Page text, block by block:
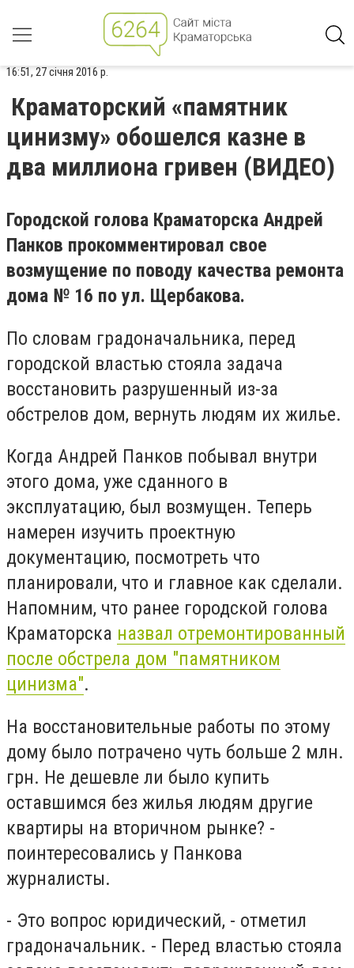
16:51, 27 січня 2016 р.
Краматорский «памятник
цинизму» обошелся казне в
два миллиона гривен (ВИДЕО)
Городской голова Краматорска Андрей
Панков прокомментировал свое
возмущение по поводу качества ремонта
дома № 16 по ул. Щербакова.
По словам градоначальника, перед
городской властью стояла задача
восстановить разрушенный из-за
обстрелов дом, вернуть людям их жилье.
Когда Андрей Панков побывал внутри
этого дома, уже сданного в
эксплуатацию, был возмущен. Теперь
намерен изучить проектную
документацию, посмотреть что
планировали, что и главное как сделали.
Напомним, что ранее городской голова
Краматорска назвал отремонтированный
после обстрела дом "памятником
цинизма".
На восстановительные работы по этому
дому было потрачено чуть больше 2 млн.
грн. Не дешевле ли было купить
оставшимся без жилья людям другие
квартиры на вторичном рынке? -
поинтересовались у Панкова
журналисты.
- Это вопрос юридический, - отметил
градоначальник. - Перед властью стояла